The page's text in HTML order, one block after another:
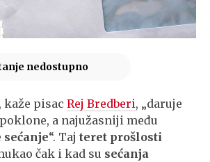
kaže pisacRej Bredberi, „daruje
a najužasniji među
sećanje“. Tajteret prošlosti
čak i kad su sećanja